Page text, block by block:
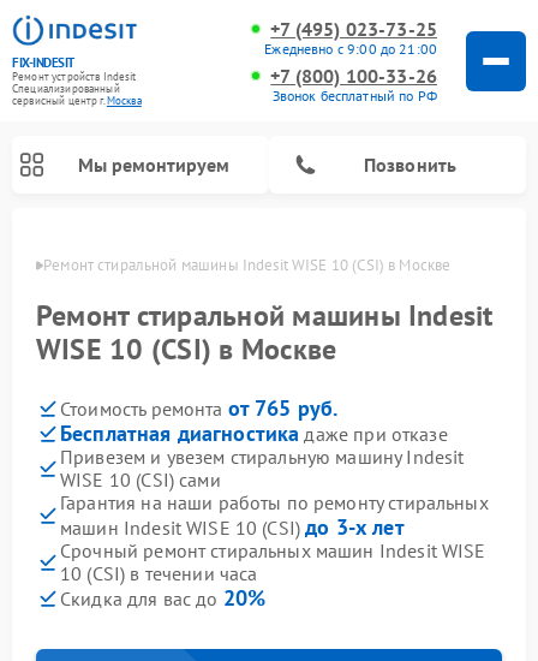
FIX-INDESIT
Ремонт устройств Indesit
Специализированный
cервисный центр г.Москва
+7 (495) 023-73-25
Ежедневно с 9:00 до 21:00
+7 (800) 100-33-26
Звонок бесплатный по РФ
Мы ремонтируем Позвонить
Ремонт стиральной машины Indesit WISE 10 (CSI) в Москве
Ремонт стиральной машины Indesit
WISE 10 (CSI) в Москве
Стоимость ремонта от 765 руб.
Бесплатная диагностика даже при отказе
Привезем и увезем стиральную машину Indesit
WISE 10 (CSI) сами
Гарантия на наши работы по ремонту стиральных
машин Indesit WISE 10 (CSI)до 3-х лет
Срочный ремонт стиральных машин Indesit WISE
10 (CSI) в течении часа
Скидка для вас до 20%